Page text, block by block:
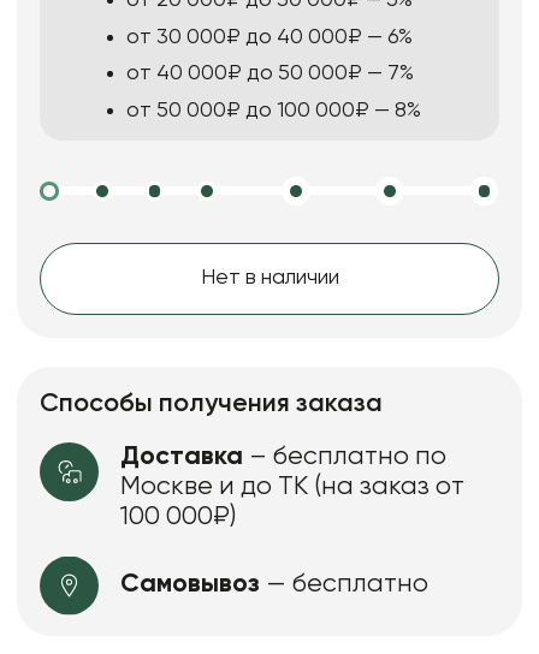
от 30 000₽ до 40 000₽ — 6%
от 40 000₽ до 50 000₽ — 7%
от 50 000₽ до 100 000₽ — 8%
Нет в наличии
Способы получения заказа
Доставка – бесплатно по
Москве и до ТК (на заказ от
100 000₽)
Самовывоз — бесплатно